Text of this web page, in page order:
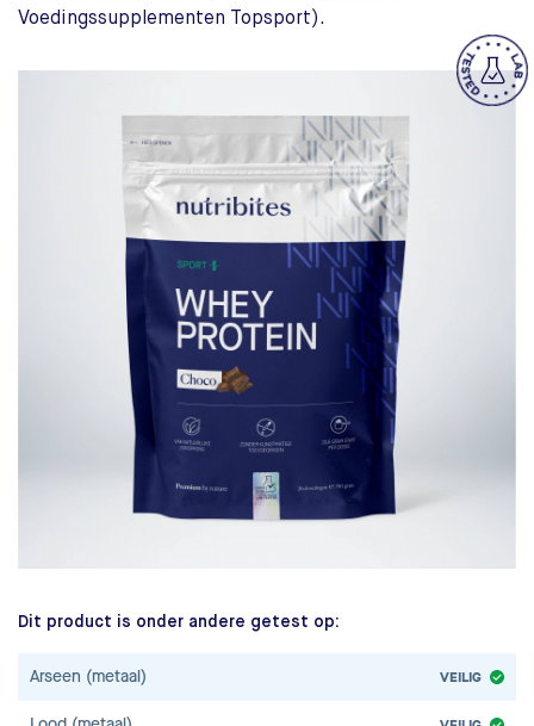
Voedingssupplementen Topsport).
Dit product is onder andere getest op:
Arseen (metaal) VEILIG